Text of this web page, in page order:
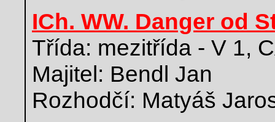
ICh. WW. Danger od
Třída: mezitřída - V 1,
Majitel: Bendl Jan
Rozhodčí: Matyáš